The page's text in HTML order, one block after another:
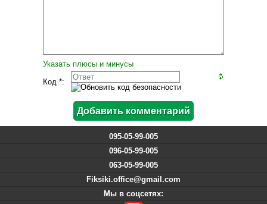
Указать плюсы и минусы
Код *:
095-05-99-005
096-05-99-005
063-05-99-005
Fiksiki.office@gmail.com
Мы в соцсетях: